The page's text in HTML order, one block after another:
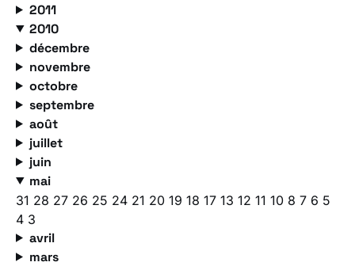
2011
2010
décembre
novembre
octobre
septembre
août
juillet
juin
mai
31 28 27 26 25 24 21 20 19 18 17 13 12 11 10 8 7 6 5
4 3
avril
mars